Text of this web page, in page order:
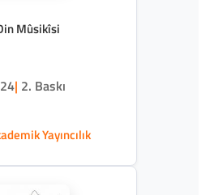
Mûsikîsi
| 2. Baskı
Yayıncılık